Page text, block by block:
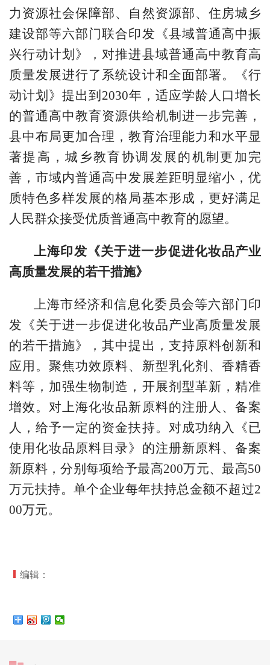
力资源社会保障部、自然资源部、住房城乡
建设部等六部门联合印发《县域普通高中振
兴行动计划》，对推进县域普通高中教育高
质量发展进行了系统设计和全面部署。《行
动计划》提出到2030年，适应学龄人口增长
的普通高中教育资源供给机制进一步完善，
县中布局更加合理，教育治理能力和水平显
著提高，城乡教育协调发展的机制更加完
善，市域内普通高中发展差距明显缩小，优
质特色多样发展的格局基本形成，更好满足
人民群众接受优质普通高中教育的愿望。
上海印发《关于进一步促进化妆品产业
高质量发展的若干措施》
上海市经济和信息化委员会等六部门印
发《关于进一步促进化妆品产业高质量发展
的若干措施》，其中提出，支持原料创新和
应用。聚焦功效原料、新型乳化剂、香精香
料等，加强生物制造，开展剂型革新，精准
增效。对上海化妆品新原料的注册人、备案
人，给予一定的资金扶持。对成功纳入《已
使用化妆品原料目录》的注册新原料、备案
新原料，分别每项给予最高200万元、最高50
万元扶持。单个企业每年扶持总金额不超过2
00万元。
编辑：